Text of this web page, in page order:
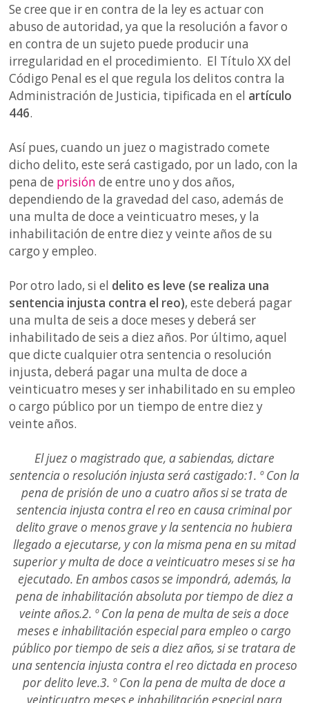
Se cree que ir en contra de la ley es actuar con
abuso de autoridad, ya que la resolución a favor o
en contra de un sujeto puede producir una
irregularidad en el procedimiento. El Título XX del
Código Penal es el que regula los delitos contra la
Administración de Justicia, tipificada en el artículo
446.
Así pues, cuando un juez o magistrado comete
dicho delito, este será castigado, por un lado, con la
pena de prisión de entre uno y dos años,
dependiendo de la gravedad del caso, además de
una multa de doce a veinticuatro meses, y la
inhabilitación de entre diez y veinte años de su
cargo y empleo.
Por otro lado, si el delito es leve (se realiza una
sentencia injusta contra el reo), este deberá pagar
una multa de seis a doce meses y deberá ser
inhabilitado de seis a diez años. Por último, aquel
que dicte cualquier otra sentencia o resolución
injusta, deberá pagar una multa de doce a
veinticuatro meses y ser inhabilitado en su empleo
o cargo público por un tiempo de entre diez y
veinte años.
El juez o magistrado que, a sabiendas, dictare
sentencia o resolución injusta será castigado:1. º Con la
pena de prisión de uno a cuatro años si se trata de
sentencia injusta contra el reo en causa criminal por
delito grave o menos grave y la sentencia no hubiera
llegado a ejecutarse, y con la misma pena en su mitad
superior y multa de doce a veinticuatro meses si se ha
ejecutado. En ambos casos se impondrá, además, la
pena de inhabilitación absoluta por tiempo de diez a
veinte años.2. º Con la pena de multa de seis a doce
meses e inhabilitación especial para empleo o cargo
público por tiempo de seis a diez años, si se tratara de
una sentencia injusta contra el reo dictada en proceso
por delito leve.3. º Con la pena de multa de doce a
veinticuatro meses e inhabilitación especial para